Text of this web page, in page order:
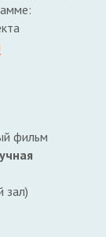
фильм
зал)